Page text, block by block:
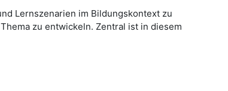
Lernszenarien im Bildungskontext zu
zu entwickeln. Zentral ist in diesem